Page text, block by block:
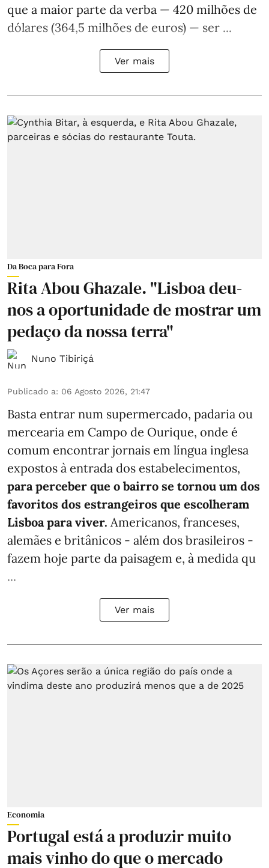
que a maior parte da verba — 420 milhões de
dólares (364,5 milhões de euros) — ser ...
Ver mais
Da Boca para Fora
Rita Abou Ghazale. "Lisboa deu-
nos a oportunidade de mostrar um
pedaço da nossa terra"
Nuno Tibiriçá
Publicado a: 06 Agosto 2026, 21:47
Basta entrar num supermercado, padaria ou
mercearia em Campo de Ourique, onde é
comum encontrar jornais em língua inglesa
expostos à entrada dos estabelecimentos,
para perceber que o bairro se tornou um dos
favoritos dos estrangeiros que escolheram
Lisboa para viver. Americanos, franceses,
alemães e britânicos - além dos brasileiros -
fazem hoje parte da paisagem e, à medida qu
...
Ver mais
Economia
Portugal está a produzir muito
mais vinho do que o mercado